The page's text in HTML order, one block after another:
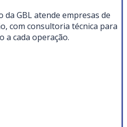
da GBL atende empresas de
com consultoria técnica para
a cada operação.